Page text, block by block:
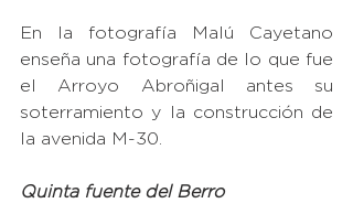
En la fotografía Malú Cayetano
enseña una fotografía de lo que fue
el Arroyo Abroñigal antes su
soterramiento y la construcción de
la avenida M-30.
Quinta fuente del Berro